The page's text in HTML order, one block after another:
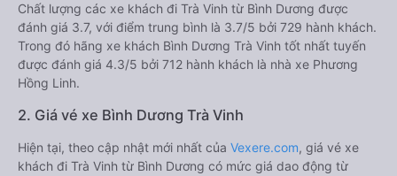
Chất lượng các xe khách đi Trà Vinh từ Bình Dương được
đánh giá 3.7, với điểm trung bình là 3.7/5 bởi 729 hành khách.
Trong đó hãng xe khách Bình Dương Trà Vinh tốt nhất tuyến
được đánh giá 4.3/5 bởi 712 hành khách là nhà xe Phương
Hồng Linh.
2. Giá vé xe Bình Dương Trà Vinh
Hiện tại, theo cập nhật mới nhất của Vexere.com, giá vé xe
khách đi Trà Vinh từ Bình Dương có mức giá dao động từ